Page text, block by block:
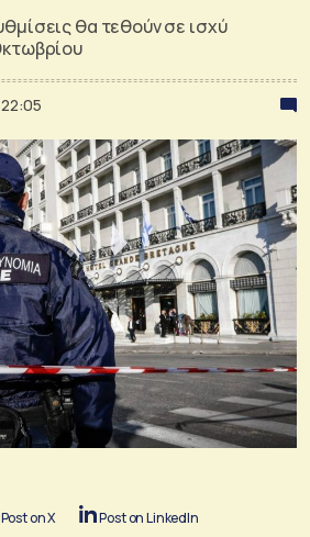
θα τεθούν σε ισχύ
22:05
Post on X Post on LinkedIn